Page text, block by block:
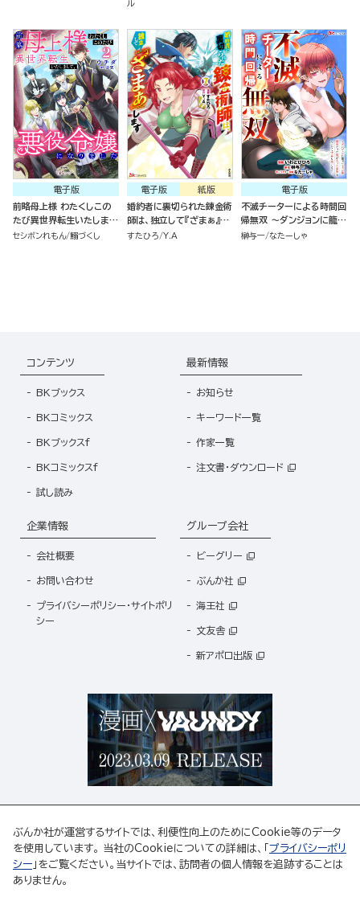
新生活を送ります～ コミッ
ル
電子版
前略母上様 わたくしこの
たび異世界転生いたしまし
て、悪役令嬢になりました
セシボンれもん 鰯づくし
紙版
電子版
婚約者に裏切られた錬金術
師は、独立して『ざまぁ』し
ます（7）
すたひろ Y.A
電子版
不滅チーターによる時間回
帰無双 ～ダンジョンに籠っ
て1万年。最弱だった俺が
榊与一 なたーしゃ
コンテンツ
BKブックス
BKコミックス
BKブックスf
BKコミックスf
試し読み
最新情報
お知らせ
キーワード一覧
作家一覧
注文書・ダウンロード
企業情報
会社概要
お問い合わせ
プライバシーポリシー・サイトポリ
シー
グループ会社
ビーグリー
ぶんか社
海王社
文友舎
新アポロ出版
ABJマークは、この電子書店・電子書籍配信サービスが、著作権者からコンテンツ使用許諾を
得た正規版配信サービスであることを示す登録商標(登録番号 第6091713号)です。
ぶんか社が運営するサイトでは、利便性向上のためにCookie等のデータ
を使用しています。 当社のCookieについての詳細は、「 プライバシーポリ
シー 」をご覧ください。当サイトでは、訪問者の個人情報を追跡することは
ありません。